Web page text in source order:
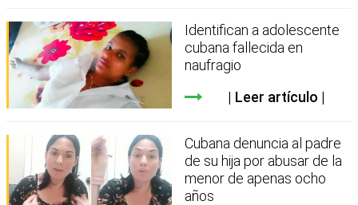
Identifican a adolescente
cubana fallecida en
naufragio
Leer artículo
Cubana denuncia al padre
de su hija por abusar de la
menor de apenas ocho
años